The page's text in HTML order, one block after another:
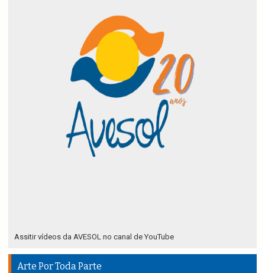
Assitir vídeos da AVESOL no canal de YouTube
Arte Por Toda Parte